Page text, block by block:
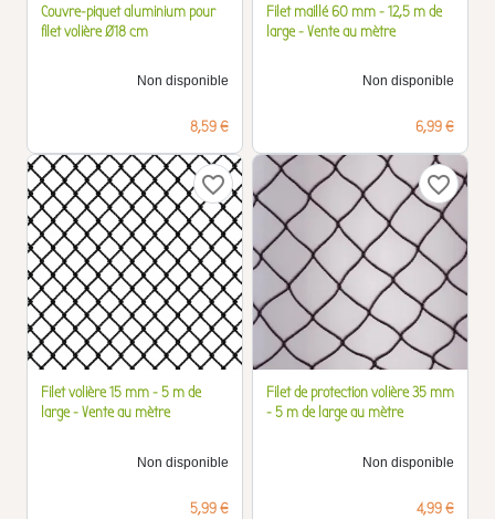
Couvre-piquet aluminium pour
filet volière Ø18 cm
Non disponible
Prix
8,59 €
Filet maillé 60 mm - 12,5 m de
large - Vente au mètre
Non disponible
Prix
6,99 €
favorite_border
Filet volière 15 mm - 5 m de
large - Vente au mètre
Non disponible
Prix
5,99 €
favorite_border
Filet de protection volière 35 mm
- 5 m de large au mètre
Non disponible
Prix
4,99 €